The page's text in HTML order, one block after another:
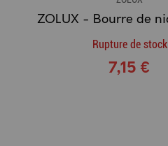
Rupture de stock
7,15 €